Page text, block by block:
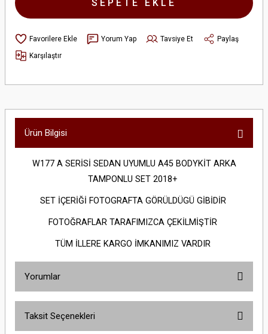
SEPETE EKLE
Yorum Yap Tavsiye Et
Paylaş
Karşılaştır
Ürün Bilgisi
W177 A SERİSİ SEDAN UYUMLU A45 BODYKİT ARKA
TAMPONLU SET 2018+
SET İÇERİĞİ FOTOGRAFTA GÖRÜLDÜGÜ GİBİDİR
FOTOĞRAFLAR TARAFIMIZCA ÇEKİLMİŞTİR
TÜM İLLERE KARGO İMKANIMIZ VARDIR
Yorumlar
Taksit Seçenekleri